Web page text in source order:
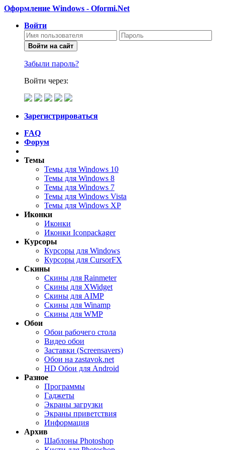
Оформление Windows - Oformi.Net
Войти
Войти на сайт
Забыли пароль?
Войти через:
Зарегистрироваться
FAQ
Форум
Темы
Темы для Windows 10
Темы для Windows 8
Темы для Windows 7
Темы для Windows Vista
Темы для Windows XP
Иконки
Иконки
Иконки Iconpackager
Курсоры
Курсоры для Windows
Курсоры для CursorFX
Скины
Скины для Rainmeter
Скины для XWidget
Скины для AIMP
Скины для Winamp
Скины для WMP
Обои
Обои рабочего стола
Видео обои
Заставки (Screensavers)
Обои на zastavok.net
HD Обои для Android
Разное
Программы
Гаджеты
Экраны загрузки
Экраны приветствия
Информация
Архив
Шаблоны Photoshop